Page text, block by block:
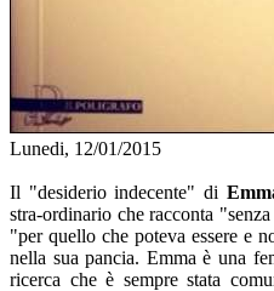
Lunedi, 12/01/2015
Il "desiderio indecente" di
stra-ordinario che racconta
"per quello che poteva essere e
nella sua pancia. Emma è una
ricerca che è sempre stata